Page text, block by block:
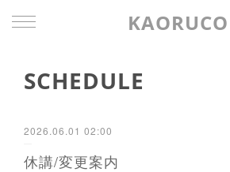
KAORUCO
SCHEDULE
2026.06.01 02:00
休講/変更案内